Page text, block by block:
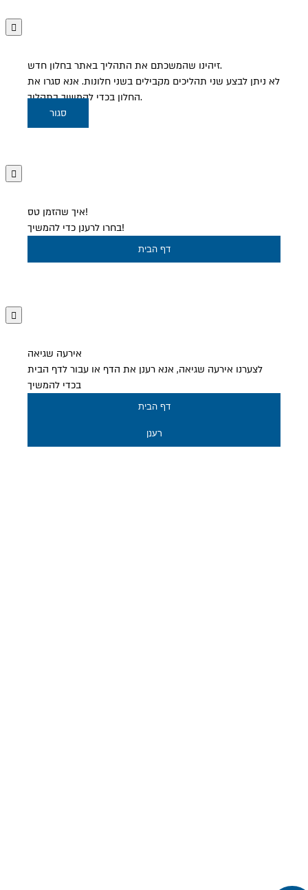
זיהינו שהמשכתם את התהליך באתר בחלון חדש.
לא ניתן לבצע שני תהליכים מקבילים בשני חלונות. אנא סגרו את
החלון בכדי להמשיך בתהליך.
סגור
איך שהזמן טס!
בחרו לרענן כדי להמשיך!
דף הבית
אירעה שגיאה
לצערנו אירעה שגיאה, אנא רענן את הדף או עבור לדף הבית
בכדי להמשיך
דף הבית
רענן